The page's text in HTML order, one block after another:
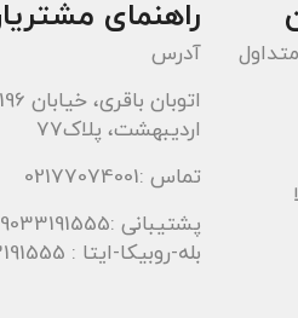
راهنمای
آدرس
اردیبهشت، پلاک77
تماس :02177074001
پشتیبانی :09033191555 واتس آپ
بله-روبیکا-ایتا : 09033191555